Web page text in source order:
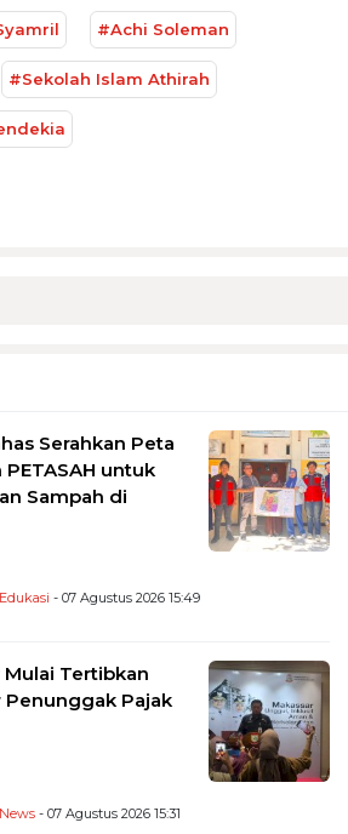
#Achi Soleman
#Sekolah Islam Athirah
Serahkan Peta
untuk
Sampah di
Edukasi - 07 Agustus 2026 15:49
Mulai Tertibkan
Penunggak Pajak
News - 07 Agustus 2026 15:31